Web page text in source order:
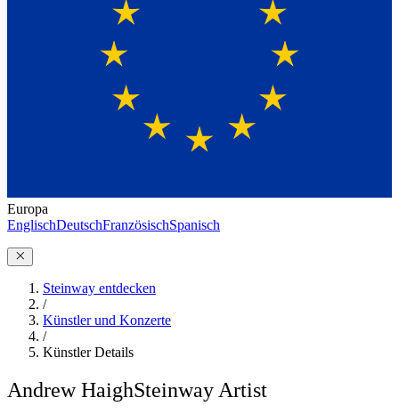
Europa
EnglischDeutschFranzösischSpanisch
Steinway entdecken
/
Künstler und Konzerte
/
Künstler Details
Andrew HaighSteinway Artist